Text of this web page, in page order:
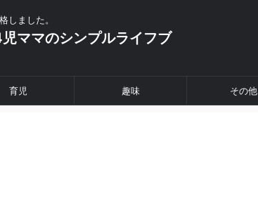
しました。
ママのシンプルライフブ
育児 趣味 その他